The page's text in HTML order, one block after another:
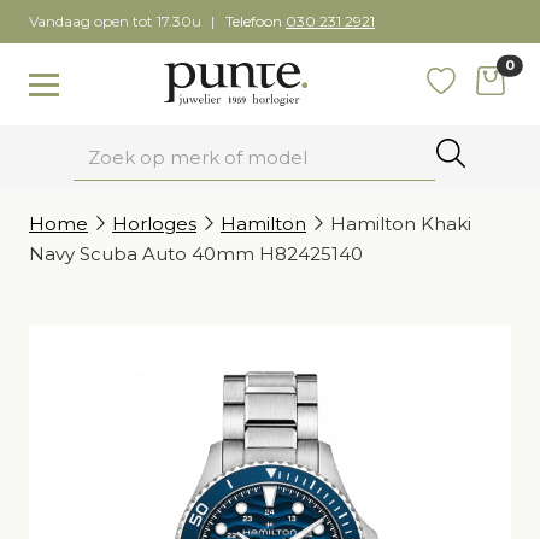
Skip
to
content
Vandaag open tot 17.30u Telefoon 030 231 2921
Toggle navigation
0
Home
Horloges Hamilton
Hamilton Khaki
Navy Scuba Auto 40mm H82425140